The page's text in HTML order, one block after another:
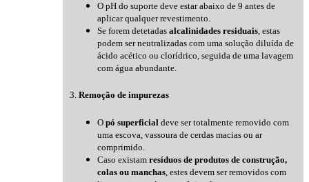
O pH do suporte deve estar abaixo de 9 antes de
aplicar qualquer revestimento.
Se forem detetadas alcalinidades residuais, estas
podem ser neutralizadas com uma solução diluída de
ácido acético ou clorídrico, seguida de uma lavagem
com água abundante.
3. Remoção de impurezas
O pó superficial deve ser totalmente removido com
uma escova, vassoura de cerdas macias ou ar
comprimido.
Caso existam resíduos de produtos de construção,
colas ou manchas , estes devem ser removidos com